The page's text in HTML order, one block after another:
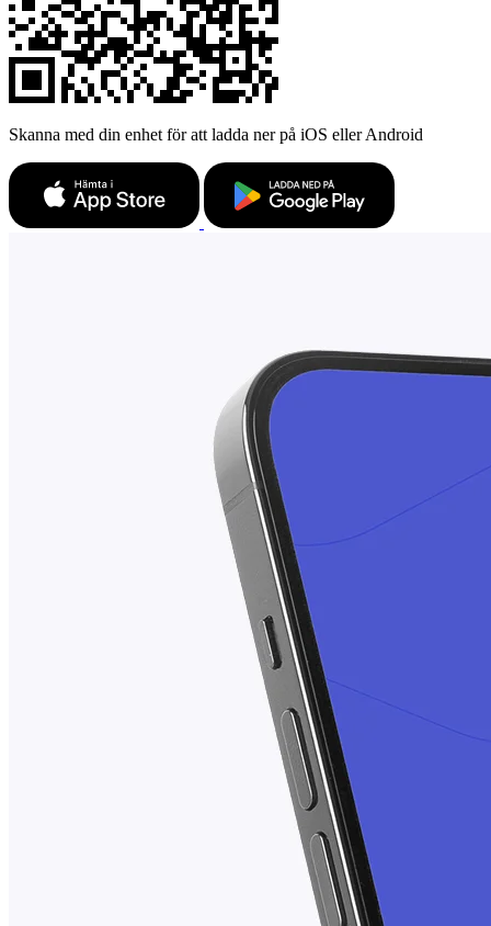
Skanna med din enhet för att ladda ner på iOS eller Android